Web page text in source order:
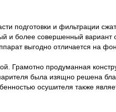
подготовки и фильтрации
более совершенный вариант
выгодно отличается на
Грамотно продуманная
была изящно решена
осушителя также